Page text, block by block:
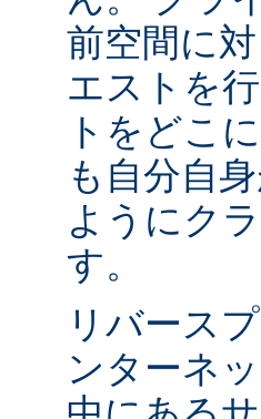
前空間に
エストを
トをどこ
も自分自
ようにク
す。
リバース
ンターネ